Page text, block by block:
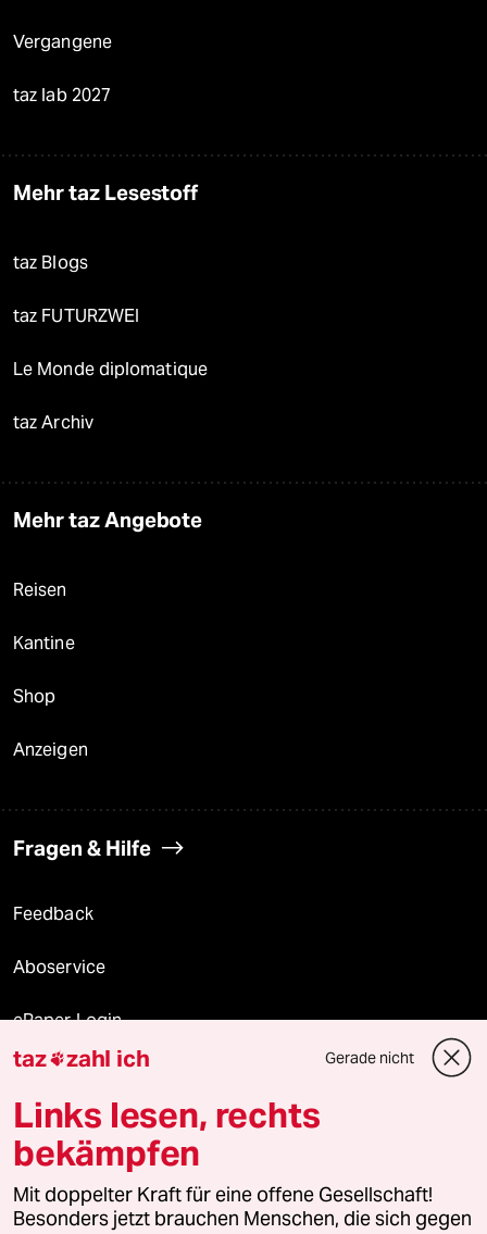
Vergangene
taz lab 2027
Mehr taz Lesestoff
taz Blogs
taz FUTURZWEI
Le Monde diplomatique
taz Archiv
Mehr taz Angebote
Reisen
Kantine
Shop
Anzeigen
Fragen & Hilfe
Feedback
Aboservice
ePaper Login
Downloads für Abonnierende
© 2026 taz Verlags und Vertriebs GmbH
Alle Rechte vorbehalten. Bei rechtlichen Fragen oder für Genehmigungen
wenden Sie sich bitte an
lizenzen@taz.de
taz zahl ich Gerade nicht
Links lesen, rechts
bekämpfen
Mit doppelter Kraft für eine offene Gesellschaft!
Besonders jetzt brauchen Menschen, die sich gegen